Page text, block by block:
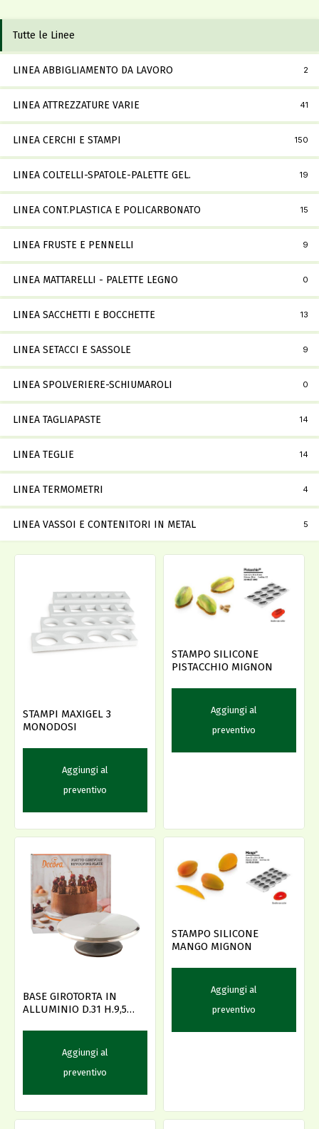
Tutte le Linee
LINEA ABBIGLIAMENTO DA LAVORO 2
LINEA ATTREZZATURE VARIE 41
LINEA CERCHI E STAMPI 150
LINEA COLTELLI-SPATOLE-PALETTE GEL. 19
LINEA CONT.PLASTICA E POLICARBONATO 15
LINEA FRUSTE E PENNELLI 9
LINEA MATTARELLI - PALETTE LEGNO 0
LINEA SACCHETTI E BOCCHETTE 13
LINEA SETACCI E SASSOLE 9
LINEA SPOLVERIERE-SCHIUMAROLI 0
LINEA TAGLIAPASTE 14
LINEA TEGLIE 14
LINEA TERMOMETRI 4
LINEA VASSOI E CONTENITORI IN METAL 5
STAMPI MAXIGEL 3
MONODOSI
Aggiungi al
preventivo
STAMPO SILICONE
PISTACCHIO MIGNON
Aggiungi al
preventivo
BASE GIROTORTA IN
ALLUMINIO D.31 H.9,5
Aggiungi al
preventivo
STAMPO SILICONE
MANGO MIGNON
Aggiungi al
preventivo